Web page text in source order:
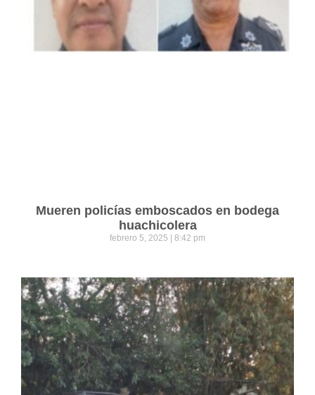
Mueren policías emboscados en bodega
huachicolera
febrero 5, 2025 8:42 pm